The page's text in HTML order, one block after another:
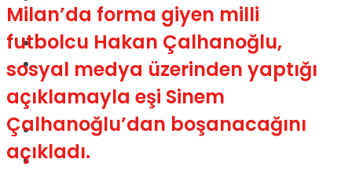
TV
Kadınca
Tatil
Spor
Milan’da forma giyen milli
futbolcu Hakan Çalhanoğlu,
sosyal medya üzerinden yaptığı
açıklamayla eşi Sinem
Çalhanoğlu’dan boşanacağını
açıkladı.